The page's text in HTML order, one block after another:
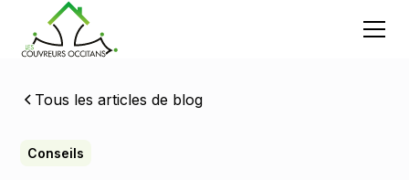
Tous les articles de blog
Conseils